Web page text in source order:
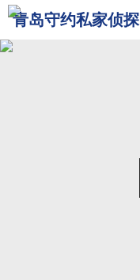
青岛守约私家侦探